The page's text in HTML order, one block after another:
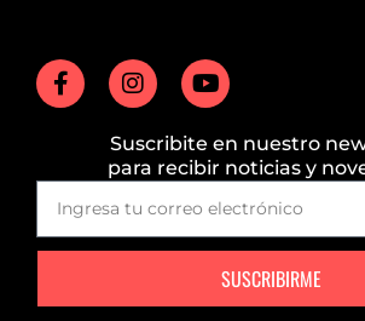
Suscribite en nuestro
para recibir noticias y
SUSCRIBIRME